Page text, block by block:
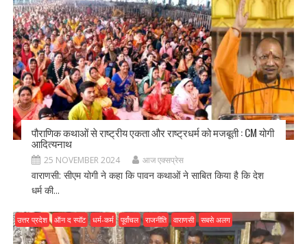
पौराणिक कथाओं से राष्ट्रीय एकता और राष्ट्रधर्म को मजबूती : CM योगी
आदित्यनाथ
25 NOVEMBER 2024 आज एक्सप्रेस
वाराणसी: सीएम योगी ने कहा कि पावन कथाओं ने साबित किया है कि देश
धर्म की...
उत्तर प्रदेश ऑन द स्पॉट धर्म-कर्म पूर्वांचल राजनीति वाराणसी सबसे अलग